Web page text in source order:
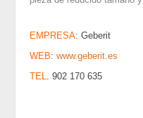
EMPRESA: Geberit
WEB:www.geberit.es
TEL.902 170 635